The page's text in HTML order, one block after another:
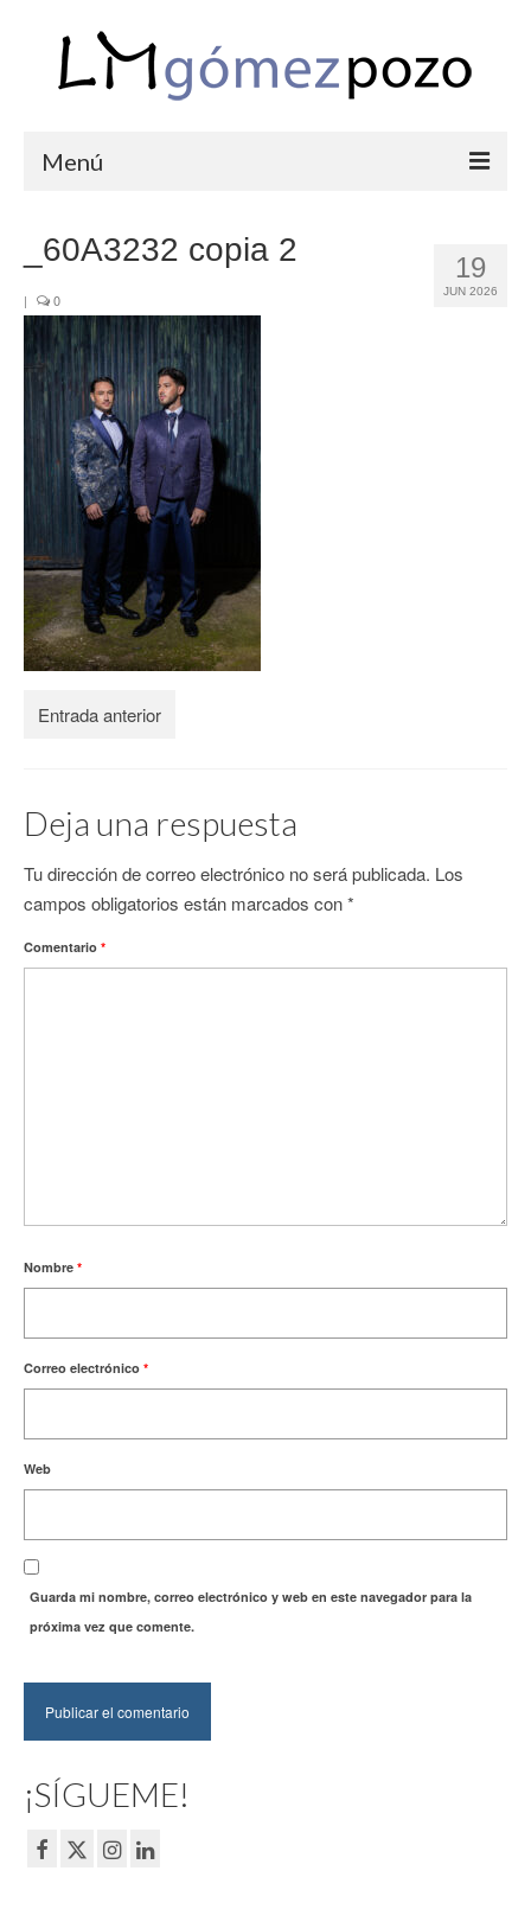
Menú
COMUNIONES
CORPORATIVAS
SEMANA SANTA
BLOG
SOBRE LM
CONTACTO
19
JUN 2026
_60A3232 copia 2
| 0
Entrada anterior
Deja una respuesta
Tu dirección de correo electrónico no será publicada. Los
campos obligatorios están marcados con*
Comentario *
Nombre *
Correo electrónico *
Web
Guarda mi nombre, correo electrónico y web en este navegador para la
próxima vez que comente.
¡SÍGUEME!